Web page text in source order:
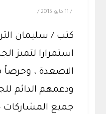
/ 11 مايو 2015 /
كتب / سليمان
استمرارا لتميز
الاصعدة ،
ودعمهم الدائم
جميع